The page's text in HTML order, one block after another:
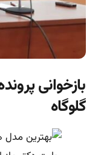
بازخوانی
گلوگاه